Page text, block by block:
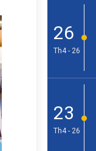
26
Th4 - 26
23
Th4 - 26